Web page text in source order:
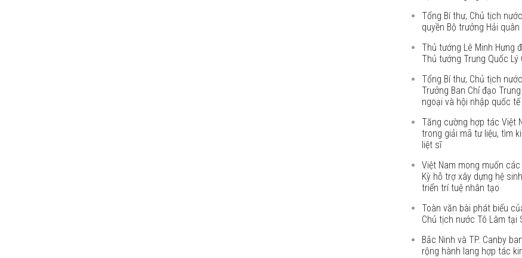
Tổng Bí thư, Chủ tịch
quyền Bộ trưởng Hải quân
Thủ tướng Lê Minh Hưng
Thủ tướng Trung Quốc Lý
Tổng Bí thư, Chủ tịch
Trưởng Ban Chỉ đạo
ngoại và hội nhập quốc tế
Tăng cường hợp tác Việt
trong giải mã tư liệu, tìm
liệt sĩ
Việt Nam mong muốn
Kỳ hỗ trợ xây dựng hệ
triển trí tuệ nhân tạo
Toàn văn bài phát biểu
Chủ tịch nước Tô Lâm tại
Bắc Ninh và TP. Canby
rộng hành lang hợp tác